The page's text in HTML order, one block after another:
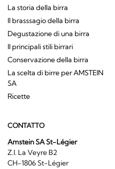
La storia della birra
Il brasssagio della birra
Degustazione di una birra
Il principali stili birrari
Conservazione della birra
La scelta di birre per AMSTEIN
SA
Ricette
CONTATTO
Amstein SA St-Légier
Z.I. La Veyre B2
CH-1806 St-Légier